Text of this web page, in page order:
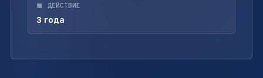
📅 ДЕЙСТВИЕ
3 года